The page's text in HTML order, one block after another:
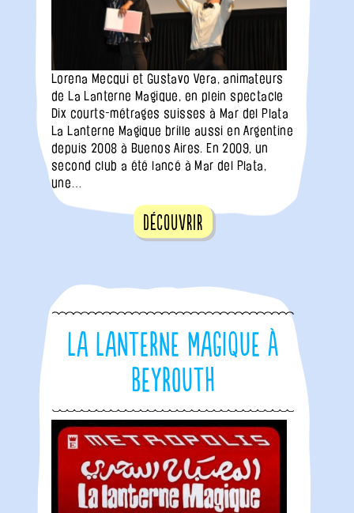
Lorena Mecqui et Gustavo Vera, animateurs
de La Lanterne Magique, en plein spectacle
Dix courts-métrages suisses à Mar del Plata
La Lanterne Magique brille aussi en Argentine
depuis 2008 à Buenos Aires. En 2009, un
second club a été lancé à Mar del Plata,
une…
Découvrir
La Lanterne Magique à
Beyrouth